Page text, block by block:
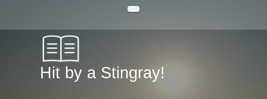
Hit by a Stingray!